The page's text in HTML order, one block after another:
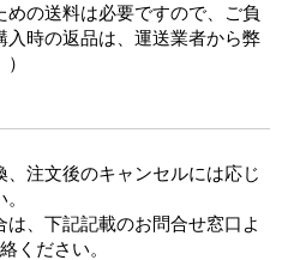
の送料は必要ですので、ご負
時の返品は、運送業者から弊
注文後のキャンセルには応じ
、下記記載のお問合せ窓口よ
ください。